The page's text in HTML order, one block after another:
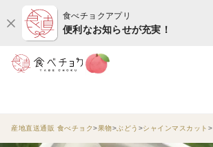
食べチョクアプリ
便利なお知らせが充実！
産地直送通販 食べチョク 果物 ぶどう シャインマスカット